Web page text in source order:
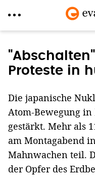
zum
Inhalt
Proteste in
Die japanische
Atom-Bewegung
gestärkt. Mehr als
am Montagabend
Mahnwachen teil.
der Opfer des